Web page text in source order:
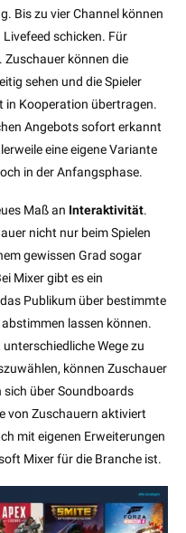
Bis zu vier Channel können
schicken. Für
Zuschauer können die
sehen und die Spieler
in Kooperation übertragen.
Angebots sofort erkannt
eine eigene Variante
in der Anfangsphase.
Maß an Interaktivität.
nicht nur beim Spielen
gewissen Grad sogar
Mixer gibt es ein
Publikum über bestimmte
lassen können.
Wege zu
können Zuschauer
über Soundboards
von Zuschauern aktiviert
mit eigenen Erweiterungen
Mixer für die Branche ist.